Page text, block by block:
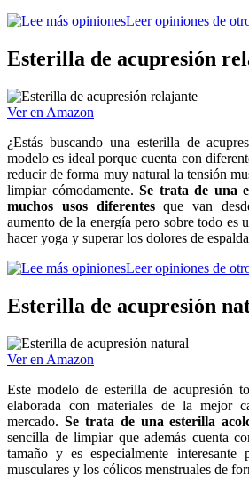
Leer opiniones de
Esterilla de acupresión
Ver en Amazon
¿Estás buscando una esterilla de
modelo es ideal porque cuenta con
reducir de forma muy natural la tensión
limpiar cómodamente.Se trata de una
muchos usos diferentesque van
aumento de la energía pero sobre todo es
hacer yoga y superar los dolores de
Leer opiniones de
Esterilla de acupresión
Ver en Amazon
Este modelo de esterilla de acupresión
elaborada con materiales de la mejor
mercado. Se trata de una esterilla
sencilla de limpiar que además cuenta
tamaño y es especialmente interesante
musculares y los cólicos menstruales de